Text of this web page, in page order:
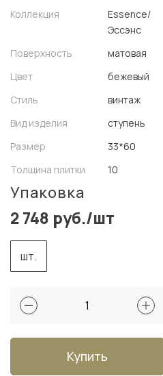
Коллекция
Essence/
Эссэнс
Поверхность
матовая
Цвет
бежевый
Стиль
винтаж
Вид изделия
ступень
Размер
33*60
Толщина плитки
10
Упаковка
2 748 руб./шт
шт.
Купить